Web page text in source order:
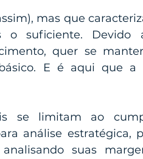
mas que
o suficiente. Devido
quer se
E é aqui que a
se limitam ao
análise estratégica,
suas